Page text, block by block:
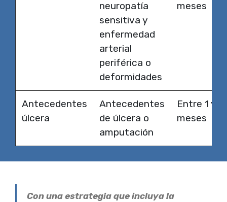
neuropatía
sensitiva y
enfermedad
arterial
periférica o
deformidades
meses
Antecedentes
úlcera
Antecedentes
de úlcera o
amputación
Entre 1 y 3
meses
Con una estrategia que incluya la